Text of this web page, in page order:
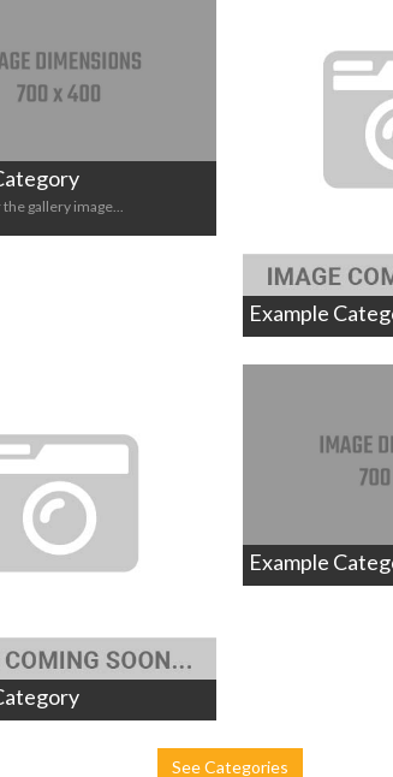
gallery image...
Example
Example
See Categories